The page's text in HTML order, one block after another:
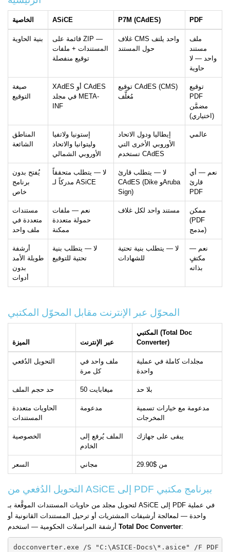
الخاصية ASiCE P7M (CAdES) PDF
بنية الحاوية
قائمة على ZIP —
المستندات + ملفات
توقيع منفصلة
غلاف CMS واحد يلتف
حول المستند
ملف
مستند
واحد — لا
حاوية
صيغة
التوقيع
XAdES أو CAdES
في مجلد META-
INF
توقيع CAdES (CMS)
مُغلَّف
توقيع
PDF
مضمَّن
(اختياري)
المناطق
الشائعة
إستونيا ولاتفيا
وليتوانيا والاتحاد
الأوروبي الشمالي
إيطاليا ودول الاتحاد
الأوروبي الأخرى التي
تستخدم CAdES
عالمي
يُفتح بدون
برنامج
خاص
لا — يتطلب متحققاً
مدركاً لـ ASiCE
لا — يتطلب قارئ
CAdES (Dike وAruba
Sign)
نعم — أي
قارئ
PDF
مستندات
متعددة في
ملف واحد
نعم — ملفات
حمولة متعددة
ممكنة
مستند واحد لكل غلاف
ممكن
(PDF
مدمج)
أرشفة
طويلة الأمد
بدون
أدوات
لا — يتطلب بنية
تحتية للتوقيع
لا — يتطلب بنية تحتية
للشهادات
نعم —
مكتفٍ
بذاته
المحوّل عبر الإنترنت مقابل المحوّل المكتبي
الميزة عبر الإنترنت
المكتبي (Total Doc
Converter)
التحويل الدُفعي
ملف واحد في
كل مرة
مجلدات كاملة في عملية
واحدة
حد حجم الملف 50 ميغابايت بلا حد
الحاويات متعددة
المستندات
مدعومة
مدعومة مع خيارات تسمية
المخرجات
الخصوصية
الملف يُرفع إلى
الخادم
يبقى على جهازك
السعر مجاني من $29.90
التحويل الدُفعي من ASiCE إلى PDF ببرنامج مكتبي
لتحويل مجلد من حاويات المستندات الموقَّعة بـ ASiCE إلى PDF في عملية
واحدة — لمعالجة أرشيفات المشتريات أو ترحيل المستندات القانونية أو
Total Doc Converter:
docconverter.exe /S "C:\ASICE-Docs\*.asice" /F PDF /